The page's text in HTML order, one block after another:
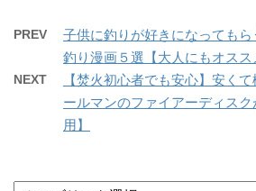
PREV
子供に釣りが好きになっても
釣り漫画５選【大人にもオスス
NEXT
【焚火初心者でも安心】安く
ールマンのファイアーディス
用】